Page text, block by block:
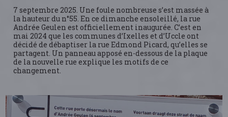
7 septembre 2025. Une foule nombreuse s’est massée à
la hauteur du n°55. En ce dimanche ensoleillé, la rue
Andrée Geulen est officiellement inaugurée. C’est en
mai 2024 que les communes d’Ixelles et d’Uccle ont
décidé de débaptiser la rue Edmond Picard, qu’elles se
partagent. Un panneau apposé en-dessous de la plaque
de la nouvelle rue explique les motifs de ce
changement.